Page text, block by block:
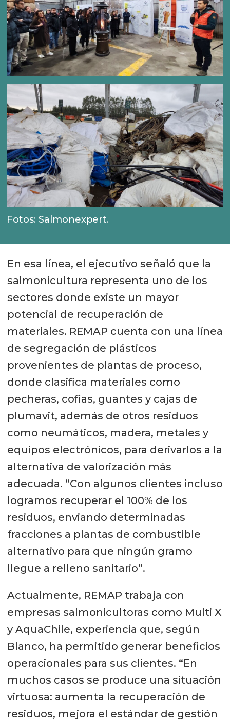
Fotos: Salmonexpert.
En esa línea, el ejecutivo señaló que la
salmonicultura representa uno de los
sectores donde existe un mayor
potencial de recuperación de
materiales. REMAP cuenta con una línea
de segregación de plásticos
provenientes de plantas de proceso,
donde clasifica materiales como
pecheras, cofias, guantes y cajas de
plumavit, además de otros residuos
como neumáticos, madera, metales y
equipos electrónicos, para derivarlos a la
alternativa de valorización más
adecuada. “Con algunos clientes incluso
logramos recuperar el 100% de los
residuos, enviando determinadas
fracciones a plantas de combustible
alternativo para que ningún gramo
llegue a relleno sanitario”.
Actualmente, REMAP trabaja con
empresas salmonicultoras como Multi X
y AquaChile, experiencia que, según
Blanco, ha permitido generar beneficios
operacionales para sus clientes. “En
muchos casos se produce una situación
virtuosa: aumenta la recuperación de
residuos, mejora el estándar de gestión